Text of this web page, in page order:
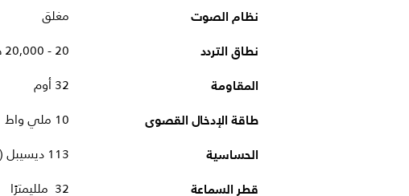
نظام الصوت مغلق
نطاق التردد 20 - 20,000 هرتز
المقاومة 32 أوم
طاقة الإدخال القصوى 10 ملي واط
الحساسية 113 ديسيبل (1 كيلوهرتز، 1مللي واط)
قطر السماعة 32 ملليمترًا